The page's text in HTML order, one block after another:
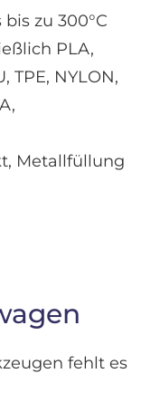
zu 300°C
PLA,
TPE, NYLON,
Metallfüllung
fehlt es